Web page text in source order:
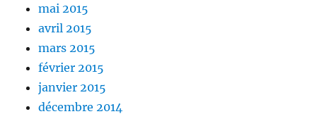
mai 2015
avril 2015
mars 2015
février 2015
janvier 2015
décembre 2014